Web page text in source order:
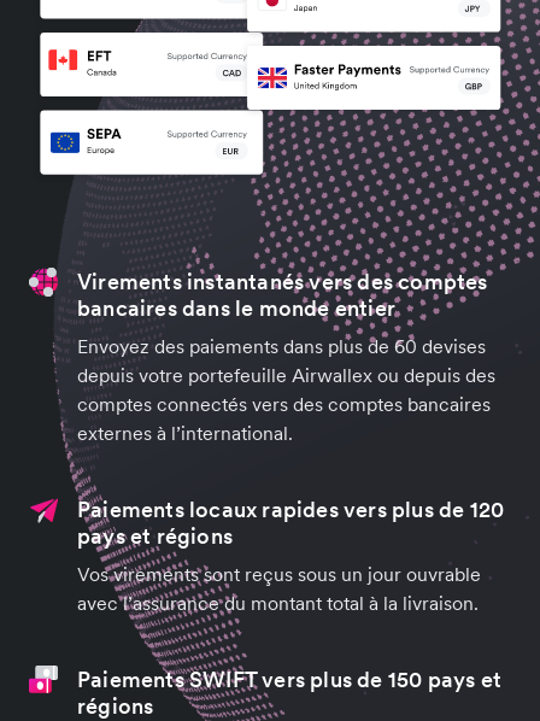
Virements instantanés vers des comptes
bancaires dans le monde entier
Envoyez des paiements dans plus de 60 devises
depuis votre portefeuille Airwallex ou depuis des
comptes connectés vers des comptes bancaires
externes à l’international.
Paiements locaux rapides vers plus de 120
pays et régions
Vos virements sont reçus sous un jour ouvrable
avec l’assurance du montant total à la livraison.
Paiements SWIFT vers plus de 150 pays et
régions